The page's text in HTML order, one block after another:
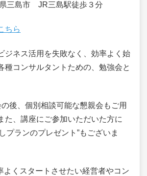
三島市 JR三島駅徒歩３分
ちら
ジネス活用を失敗なく、効率よく始
種コンサルタントための、勉強会と
後、個別相談可能な懇親会もご用
た、講座にご参加いただいた方に
プランのプレゼント”もございま
よくスタートさせたい経営者やコン